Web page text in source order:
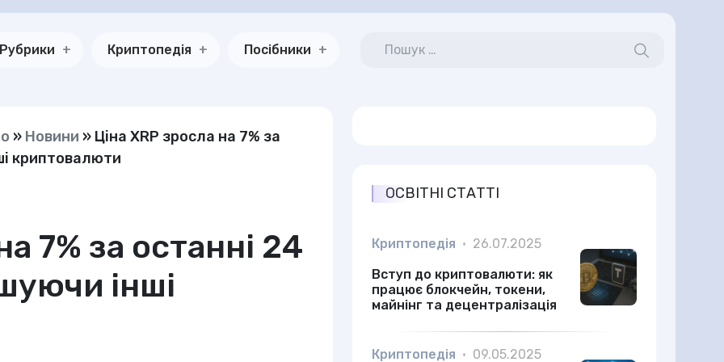
Рубрики Криптопедія Посібники
» Новини » Ціна XRP зросла на 7% за
криптовалюти
7% за останні 24
інші
ОСВІТНІ СТАТТІ
Криптопедія • 26.07.2025
Вступ до криптовалюти: як
працює блокчейн, токени,
майнінг та децентралізація
Криптопедія • 09.05.2025